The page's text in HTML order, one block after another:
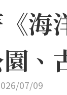
海
、
07/09